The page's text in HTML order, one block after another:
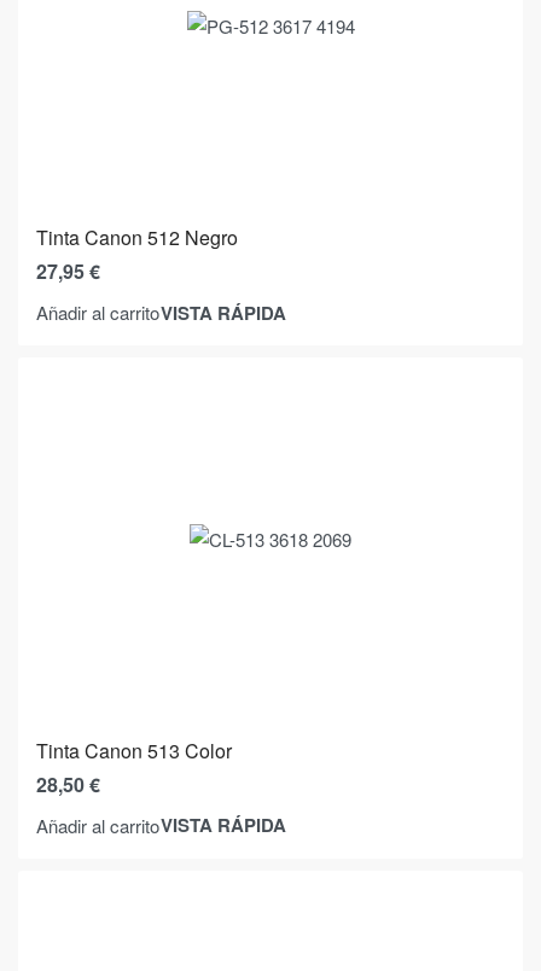
Tinta Canon 512 Negro
27,95€
Añadir al carritoVISTA RÁPIDA
Tinta Canon 513 Color
28,50€
Añadir al carritoVISTA RÁPIDA